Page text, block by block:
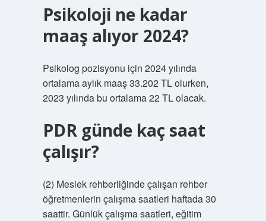
Psikoloji ne kadar
maaş alıyor 2024?
Psikolog pozisyonu için 2024 yılında
ortalama aylık maaş 33.202 TL olurken,
2023 yılında bu ortalama 22 TL olacak.
PDR günde kaç saat
çalışır?
(2) Meslek rehberliğinde çalışan rehber
öğretmenlerin çalışma saatleri haftada 30
saattir. Günlük çalışma saatleri, eğitim